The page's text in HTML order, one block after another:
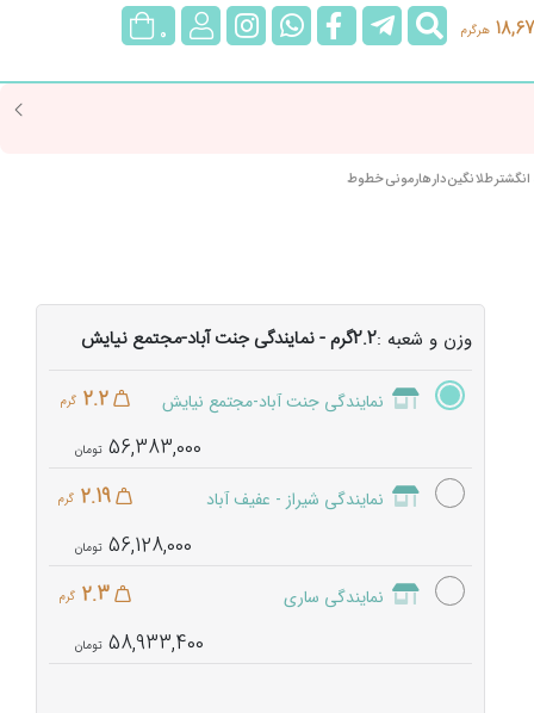
0
ورود/
@rubygoldgallery
rubygoldgallery
rubygoldgallerybotجستجو هرگرم
انگشتر طلا نگین دار هارمونی خطوط
وزن و شعبه :2.2گرم - نمایندگی جنت آباد-مجتمع نیایش
نمایندگی جنت آباد-مجتمع نیایش 2.2 گرم
56,383,000
نمایندگی شیراز - عفیف آباد 2.19 گرم
56,128,000
نمایندگی ساری 2.3 گرم
58,933,400